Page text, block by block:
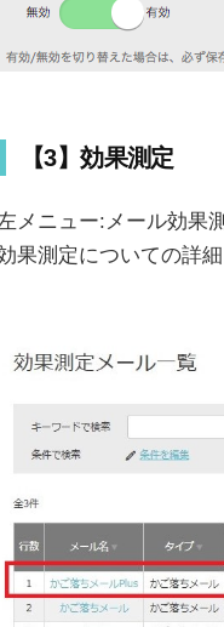
【3】効果測定
メニュー:メール効果
果測定についての詳